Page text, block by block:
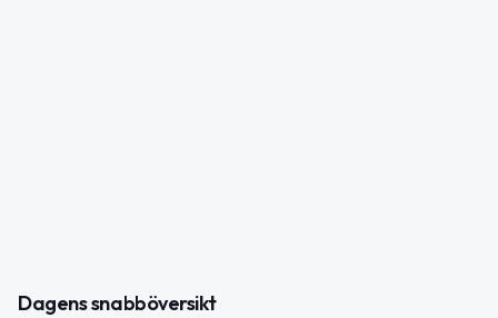
Dagens snabböversikt